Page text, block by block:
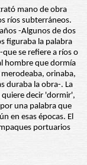
mano de obra
ríos subterráneos.
-Algunos de dos
figuraba la palabra
se refiere a ríos o
hombre que dormía
orinaba,
duraba la obra-. La
quiere decir 'dormir',
una palabra que
en esas épocas. El
portuarios